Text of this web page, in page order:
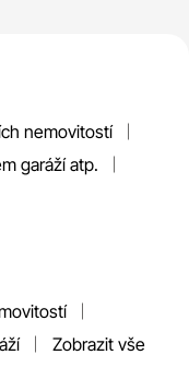
nemovitostí
garáží atp.
Zobrazit vše